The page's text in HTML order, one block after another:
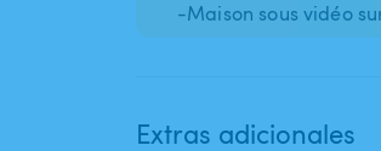
Extras adicionales